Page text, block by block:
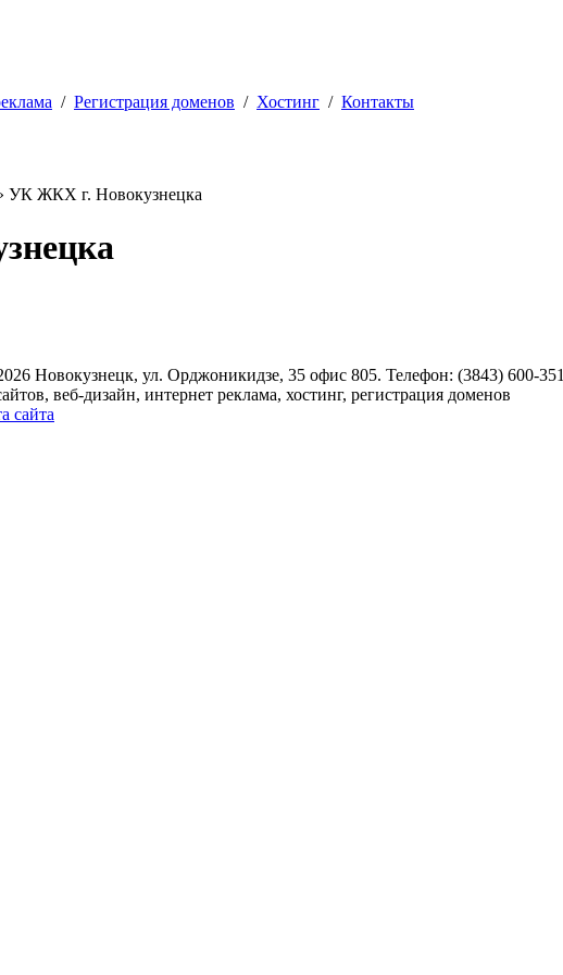
/ Регистрация доменов / Хостинг / Контакты
УК ЖКХ г. Новокузнецка
Новокузнецк, ул. Орджоникидзе, 35 офис 805. Телефон: (3843) 600-351
веб-дизайн, интернет реклама, хостинг, регистрация доменов
сайта